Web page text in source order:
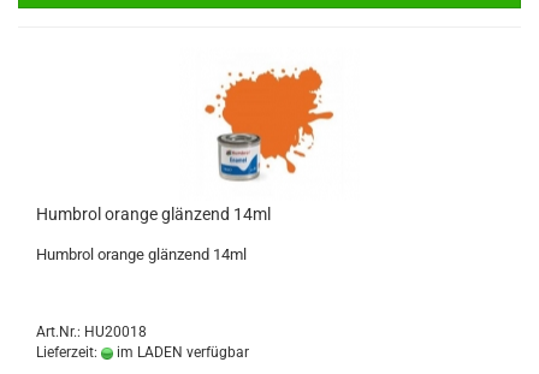
Humbrol orange glänzend 14ml
Humbrol orange glänzend 14ml
Art.Nr.: HU20018
Lieferzeit:
im LADEN verfügbar